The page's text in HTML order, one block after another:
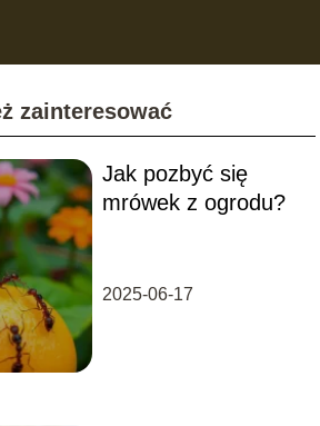
zainteresować
Jak pozbyć się
mrówek z ogrodu?
2025-06-17